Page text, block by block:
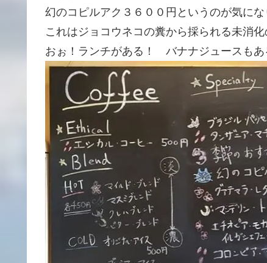
幻のコピルアク３６００円というのが気にな
これはジョコウネコの糞から採られる未消
おぉ！ランチがある！ バナナジュースもあ